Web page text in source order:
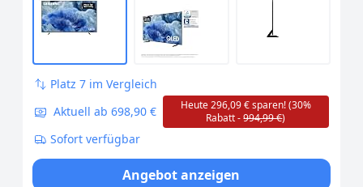
Platz 7 im Vergleich
Aktuell ab 698,90 €
Heute 296,09 € sparen! (30%
Rabatt -994,99 €)
Sofort verfügbar
Angebot anzeigen